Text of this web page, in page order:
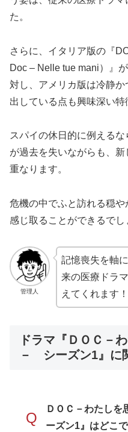
た。
さらに、イタリア版の『
Doc – Nelle tue mani）』
対し、アメリカ版は冷静
出している点も興味深い特
スパイの休日的に例える
が過去を失いながらも、
重なります。
危機の中でふと訪れる穏
感じ取ることができるでし
管理人
記憶喪失を軸
来の医療ドラ
えてくれます！
ドラマ『ＤＯＣ－
－ シーズン1』に
Q
ＤＯＣ－わたし
ーズン1』はどこ